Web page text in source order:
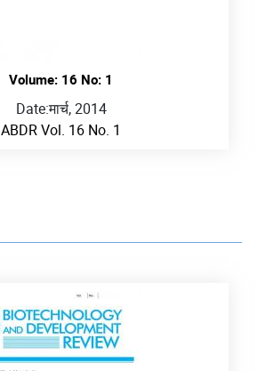
Volume: 16 No: 1
Date:मार्च, 2014
ABDR Vol. 16 No. 1